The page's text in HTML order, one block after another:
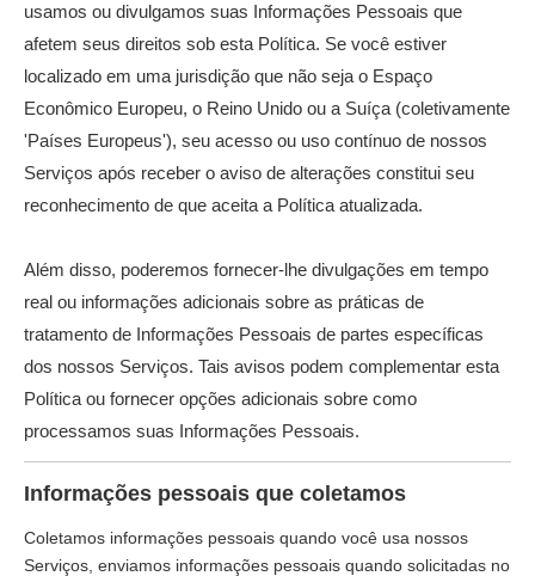
usamos ou divulgamos suas Informações Pessoais que
afetem seus direitos sob esta Política. Se você estiver
localizado em uma jurisdição que não seja o Espaço
Econômico Europeu, o Reino Unido ou a Suíça (coletivamente
'Países Europeus'), seu acesso ou uso contínuo de nossos
Serviços após receber o aviso de alterações constitui seu
reconhecimento de que aceita a Política atualizada.
Além disso, poderemos fornecer-lhe divulgações em tempo
real ou informações adicionais sobre as práticas de
tratamento de Informações Pessoais de partes específicas
dos nossos Serviços. Tais avisos podem complementar esta
Política ou fornecer opções adicionais sobre como
processamos suas Informações Pessoais.
Informações pessoais que coletamos
Coletamos informações pessoais quando você usa nossos
Serviços, enviamos informações pessoais quando solicitadas no